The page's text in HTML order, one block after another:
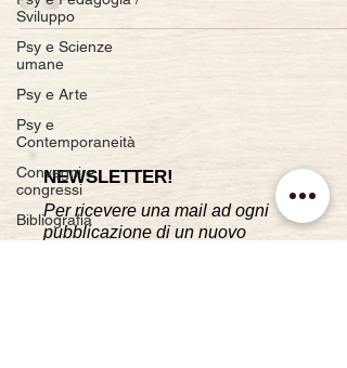
Sviluppo
Psy e Scienze
umane
Psy e Arte
Psy e
Contemporaneità
Convegni e
congressi
Bibliografia
NEWSLETTER!
Per ricevere una mail ad ogni
pubblicazione di un nuovo